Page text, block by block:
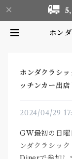
ホン
ホンダクラシ
ッチンカー出店
2024/04/29
GW最初の日曜
ンダクラシッ